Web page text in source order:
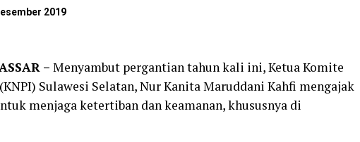
2019
– Menyambut pergantian tahun kali ini, Ketua Komite
Sulawesi Selatan, Nur Kanita Maruddani Kahfi mengajak
menjaga ketertiban dan keamanan, khususnya di